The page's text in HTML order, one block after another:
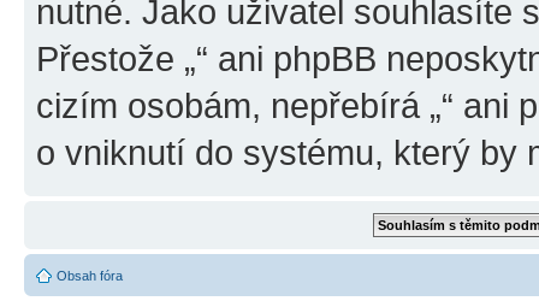
nutné. Jako uživatel souhlasíte
Přestože „“ ani phpBB
cizím osobám, nepřebírá „“ ani
o vniknutí do systému, který by
Obsah fóra